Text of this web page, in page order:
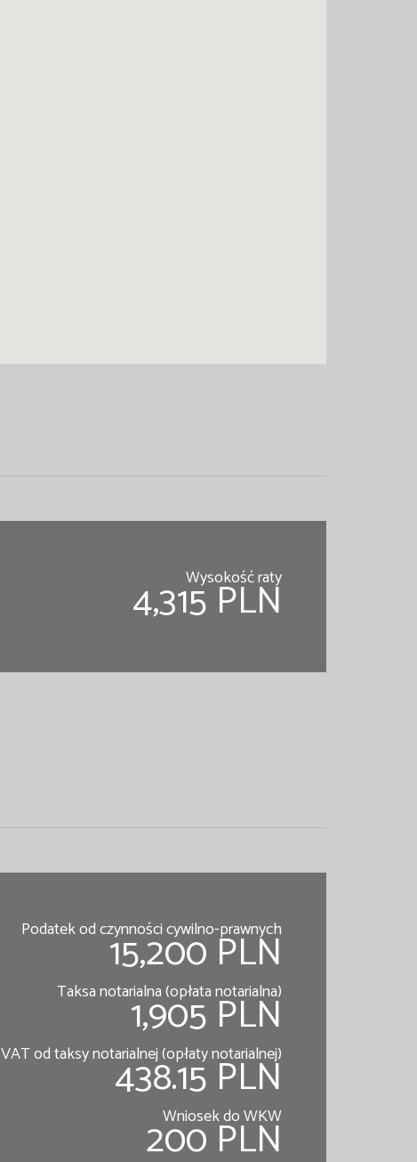
Wysokość raty
4,315 PLN
Podatek od czynności cywilno-prawnych
15,200 PLN
Taksa notarialna (opłata notarialna)
1,905 PLN
VAT od taksy notarialnej (opłaty notarialnej)
438.15 PLN
Wniosek do WKW
200 PLN